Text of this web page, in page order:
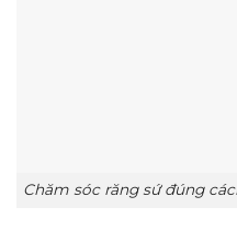
Chăm sóc răng sứ đúng